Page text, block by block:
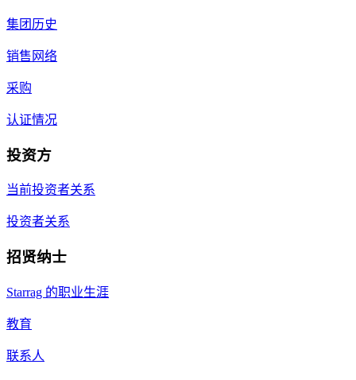
集团历史
销售网络
采购
认证情况
投资方
当前投资者关系
投资者关系
招贤纳士
Starrag 的职业生涯
教育
联系人